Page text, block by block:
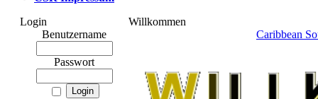
Login
Benutzername
Passwort
Willkommen
Caribbean